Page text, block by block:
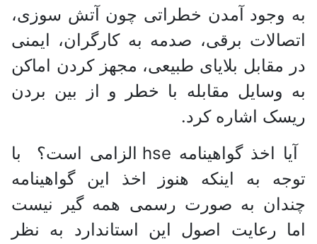
به وجود آمدن خطراتی چون آتش سوزی،
اتصالات برقی، صدمه به کارگران، ایمنی
در مقابل بلایای طبیعی، مجهز کردن اماکن
به وسایل مقابله با خطر و از بین بردن
ریسک اشاره کرد.
آیا اخذ گواهینامه hse الزامی است؟ با
توجه به اینکه هنوز اخذ این گواهینامه
چندان به صورت رسمی همه گیر نیست
اما رعایت اصول این استاندارد به نظر